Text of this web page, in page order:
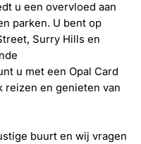
u een overvloed aan
parken. U bent op
Surry Hills en
u met een Opal Card
reizen en genieten van
buurt en wij vragen